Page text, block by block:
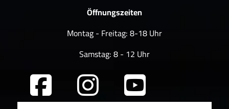
Öffnungszeiten
Montag - Freitag: 8-18 Uhr
Samstag: 8 - 12 Uhr